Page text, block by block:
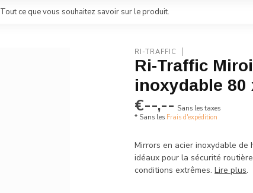
Tout ce que vous souhaitez savoir sur le produit.
RI-TRAFFIC
Ri-Traffic
inoxydable 80
€--,-- Sans les taxes
* Sans les Frais d'expédition
Mirrors en acier inoxydable
idéaux pour la sécurité
conditions extrêmes.Lire plus.